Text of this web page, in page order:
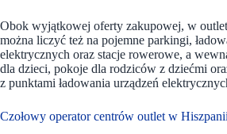
Obok wyjątkowej oferty zakupowej, w
można liczyć też na pojemne parkingi,
elektrycznych oraz stacje rowerowe, a
dla dzieci, pokoje dla rodziców z dziećmi
z punktami ładowania urządzeń
Czołowy operator centrów outlet w